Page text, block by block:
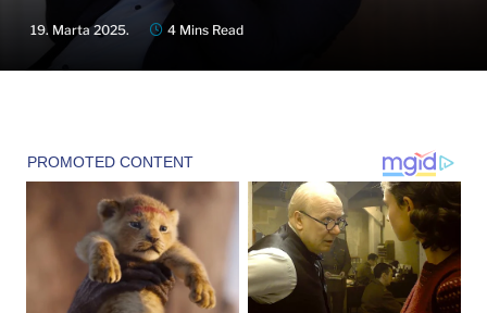
19. Marta 2025. 4 Mins Read